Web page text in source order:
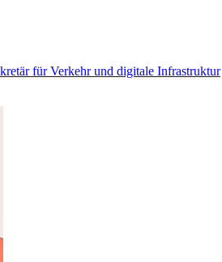
für Verkehr und digitale Infrastruktur